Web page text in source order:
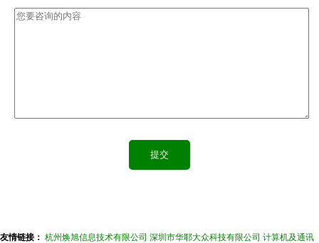
友情链接： 杭州焕旭信息技术有限公司 深圳市华耶大众科技有限公司 计算机及通讯